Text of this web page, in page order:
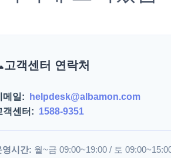
고객센터 연락처
메일:
helpdesk@albamon.com
객센터: 1588-9351
영시간: 월~금 09:00~19:00 / 토